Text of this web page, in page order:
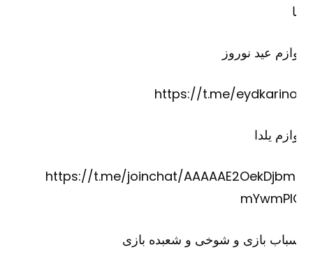
عید نوروز
https://t.me/
یلدا
https://t.me/joinchat/
بازی و شوخی و شعبده بازی